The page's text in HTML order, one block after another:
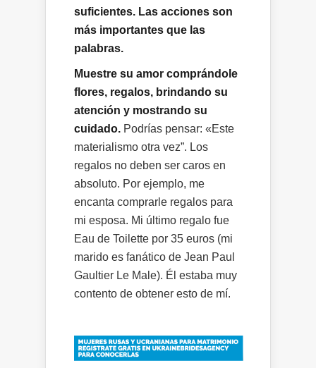
suficientes. Las acciones son
más importantes que las
palabras.
Muestre su amor comprándole
flores, regalos, brindando su
atención y mostrando su
cuidado. Podrías pensar: «Este
materialismo otra vez”. Los
regalos no deben ser caros en
absoluto. Por ejemplo, me
encanta comprarle regalos para
mi esposa. Mi último regalo fue
Eau de Toilette por 35 euros (mi
marido es fanático de Jean Paul
Gaultier Le Male). Él estaba muy
contento de obtener esto de mí.